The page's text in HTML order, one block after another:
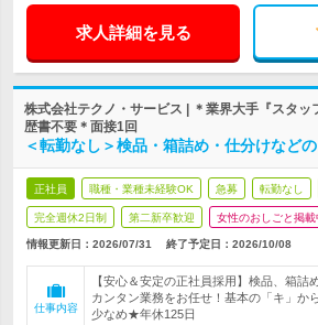
求人詳細を見る
株式会社テクノ・サービス | ＊業界大手『スタッ
歴書不要＊面接1回
＜転勤なし＞検品・箱詰め・仕分けなどの
正社員 職種・業種未経験OK 急募 転勤なし
完全週休2日制 第二新卒歓迎 女性のおしごと掲載
情報更新日：2026/07/31 終了予定日： 2026/10/08
仕事内容
【安心＆安定の正社員採用】検品、箱詰
カンタン業務をお任せ！基本の「キ」か
少なめ★年休125日